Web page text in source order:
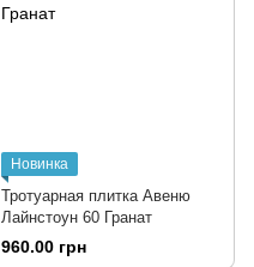
Новинка
Тротуарная плитка Авеню
Лайнстоун 60 Гранат
960.00 грн